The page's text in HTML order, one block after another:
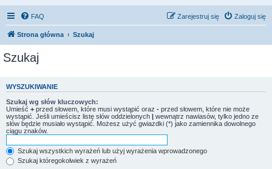
FAQ Zaloguj się
Zarejestruj się
Strona główna Szukaj
Szukaj
WYSZUKIWANIE
Szukaj wg słów kluczowych:
Umieść + przed słowem, które musi wystąpić oraz - przed słowem, które nie może
wystąpić. Jeśli umieścisz listę słów oddzielonych | wewnątrz nawiasów, tylko jedno ze
słów będzie musiało wystąpić. Możesz użyć gwiazdki (*) jako zamiennika dowolnego
ciągu znaków.
Szukaj wszystkich wyrażeń lub użyj wyrażenia wprowadzonego
Szukaj któregokolwiek z wyrażeń